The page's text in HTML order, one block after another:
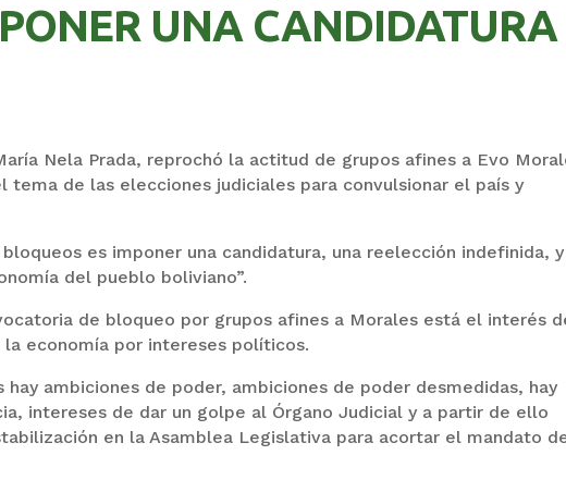
UNA CANDIDATURA
Nela Prada, reprochó la actitud de grupos afines a Evo
tema de las elecciones judiciales para convulsionar el país y
es imponer una candidatura, una reelección indefinida, y
del pueblo boliviano”.
de bloqueo por grupos afines a Morales está el interés
economía por intereses políticos.
ambiciones de poder, ambiciones de poder desmedidas, hay
intereses de dar un golpe al Órgano Judicial y a partir de ello
en la Asamblea Legislativa para acortar el mandato